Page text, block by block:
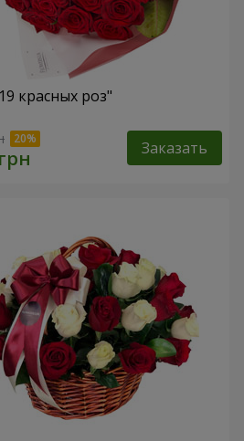
красных роз"
Заказать